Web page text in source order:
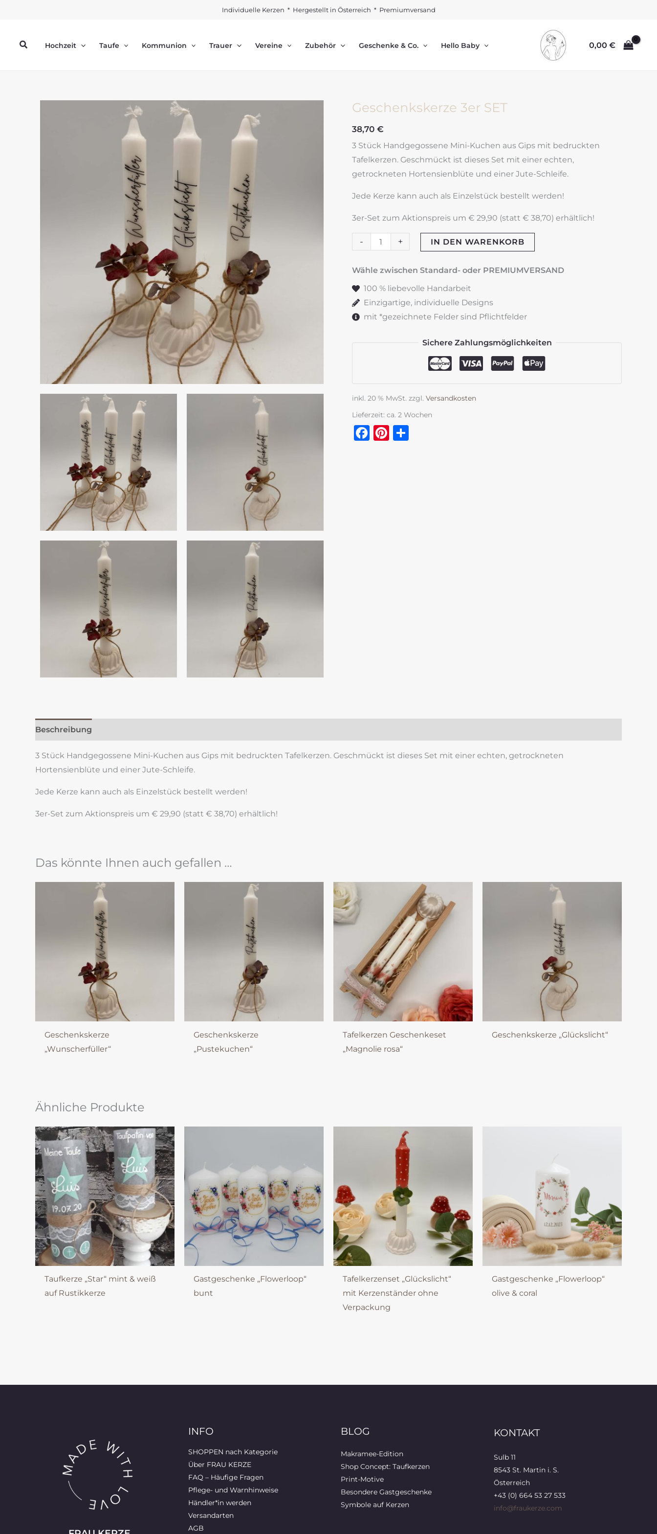
Individuelle Kerzen * Hergestellt in Österreich * Premiumversand
SuchenHochzeit Taufe Kommunion Trauer Vereine Zubehör Geschenke & Co. Hello Baby 0,00 €
Geschenkskerze 3er SET
38,70 €
3 Stück Handgegossene Mini-Kuchen aus Gips mit bedruckten
Tafelkerzen. Geschmückt ist dieses Set mit einer echten,
getrockneten Hortensienblüte und einer Jute-Schleife.
Jede Kerze kann auch als Einzelstück bestellt werden!
3er-Set zum Aktionspreis um € 29,90 (statt € 38,70) erhältlich!
-
Geschenkskerze
SET
+ IN DEN WARENKORB
Wähle zwischen Standard- oder PREMIUMVERSAND
100 % liebevolle Handarbeit
Einzigartige, individuelle Designs
mit *gezeichnete Felder sind Pflichtfelder
Sichere Zahlungsmöglichkeiten
inkl. 20 % MwSt. zzgl. Versandkosten
Lieferzeit: ca. 2 Wochen
Facebook
Pinterest
Beschreibung
3 Stück Handgegossene Mini-Kuchen aus Gips mit bedruckten Tafelkerzen. Geschmückt ist dieses Set mit einer echten, getrockneten
Hortensienblüte und einer Jute-Schleife.
Jede Kerze kann auch als Einzelstück bestellt werden!
3er-Set zum Aktionspreis um € 29,90 (statt € 38,70) erhältlich!
Das könnte Ihnen auch gefallen …
Geschenkskerze
„Wunscherfüller“
Geschenkskerze
„Pustekuchen“
Tafelkerzen Geschenkeset
„Magnolie rosa“
Geschenkskerze „Glückslicht“
Ähnliche Produkte
Taufkerze „Star“ mint & weiß
auf Rustikkerze
Gastgeschenke „Flowerloop“
bunt
Tafelkerzenset „Glückslicht“
mit Kerzenständer ohne
Verpackung
Gastgeschenke „Flowerloop“
olive & coral
INFO
SHOPPEN nach Kategorie
Über FRAU KERZE
FAQ – Häufige Fragen
Pflege- und Warnhinweise
Händler*in werden
Versandarten
AGB
BLOG
Makramee-Edition
Shop Concept: Taufkerzen
Print-Motive
Besondere Gastgeschenke
Symbole auf Kerzen
KONTAKT
Sulb 11
8543 St. Martin i. S.
Österreich
+43 (0) 664 53 27 533
info@fraukerze.com